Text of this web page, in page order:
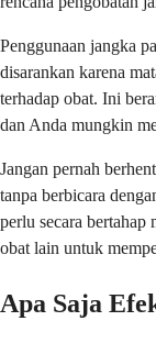
Penggunaan jangka
disarankan karena
terhadap obat. Ini
dan Anda mungkin
Jangan pernah
tanpa berbicara
perlu secara
obat lain untuk
Apa Saja